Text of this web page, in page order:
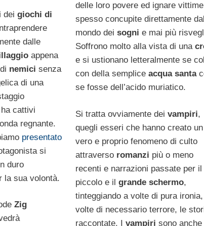
delle loro povere ed ignare
spesso concupite direttamente dal
mondo dei sogni e mai più
Soffrono molto alla vista di una
e si ustionano letteralmente se
con della semplice acqua santa
se fosse dell’acido muriatico.
Si tratta ovviamente dei vampiri,
quegli esseri che hanno creato un
vero e proprio fenomeno di culto
attraverso romanzi più o meno
recenti e narrazioni passate per il
piccolo e il grande schermo,
tinteggiando a volte di pura
volte di necessario terrore, le
raccontate. I vampiri sono anche
dei giochi di
dalle
appena
nemici senza
di una
cattivi
regnante.
presentato
si
duro
la sua volontà.
Zig